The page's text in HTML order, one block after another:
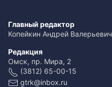
Главный редактор
Копейкин Андрей Валерьевич
Редакция
Омск, пр. Мира, 2
(3812) 65-00-15
gtrk@inbox.ru